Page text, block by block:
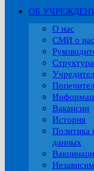
ОБ
О нас
СМИ о нас
Вакансии
История
Политика
данных